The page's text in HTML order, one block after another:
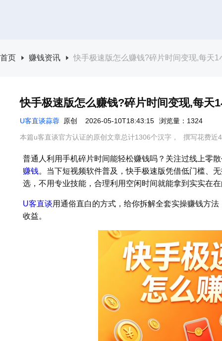
首页 赚钱资讯 快手极速版怎么赚钱?碎片时间变现,每天1
快手极速版怎么赚钱?碎片时间变现,每天
U客直谈蒜蓉 原创 2026-05-10T18:43:15 浏览量：1324
本篇u客直谈官方认证的原创文章总计1306个汉字， 撰写花费近
普通人利用手机碎片时间能轻松赚钱吗？关注过线上零
赚钱。当下短视频软件普及，快手极速版凭借低门槛、
选，不用专业技能，合理利用空闲时间就能拿到实实在
U客直谈用通俗直白的方式，给你拆解全套实操赚钱方
收益。